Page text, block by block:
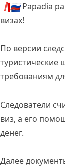
❗🇷🇺Papadia
визах!
По версии
туристические
требованиям
Следователи
виз, а его
денег.
Далее